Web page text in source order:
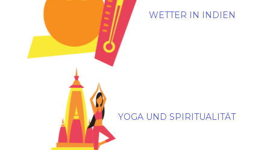
WETTER IN INDIEN
YOGA UND SPIRITUALITÄT